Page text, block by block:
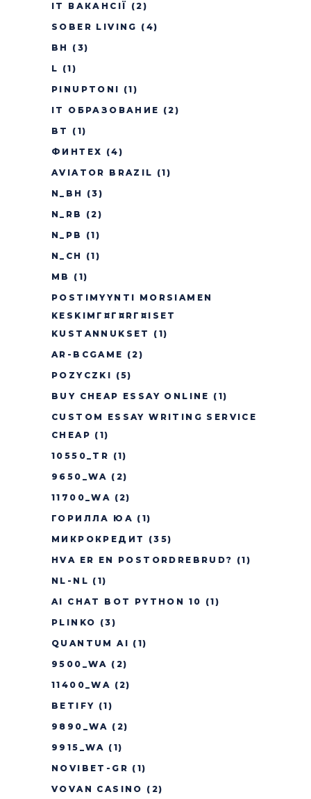
IT ВАКАНСІЇ
(2)
SOBER LIVING (4)
BH
(3)
L (1)
PINUPTONI (1)
IT ОБРАЗОВАНИЕ (2)
BT
(1)
ФИНТЕХ (4)
AVIATOR BRAZIL (1)
N_BH
(3)
N_RB
(2)
N_PB
(1)
N_CH
(1)
MB
(1)
POSTIMYYNTI MORSIAMEN
KESKIMГ¤Г¤RГ¤ISET
KUSTANNUKSET
(1)
AR-BCGAME (2)
POZYCZKI (5)
BUY CHEAP ESSAY ONLINE (1)
CUSTOM ESSAY WRITING SERVICE
CHEAP (1)
10550_TR (1)
9650_WA (2)
11700_WA (2)
ГОРИЛЛА ЮА (1)
МИКРОКРЕДИТ
(35)
HVA ER EN POSTORDREBRUD? (1)
NL-NL (1)
AI CHAT BOT PYTHON 10 (1)
PLINKO (3)
QUANTUM AI (1)
9500_WA (2)
11400_WA (2)
BETIFY (1)
9890_WA (2)
9915_WA (1)
NOVIBET-GR (1)
VOVAN CASINO (2)